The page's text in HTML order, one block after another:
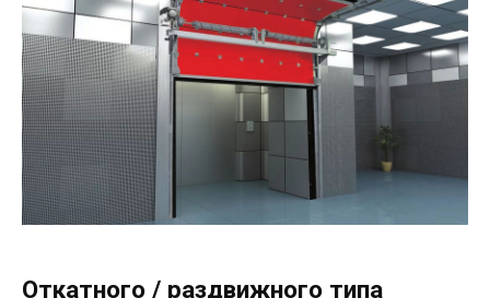
Откатного / раздвижного типа